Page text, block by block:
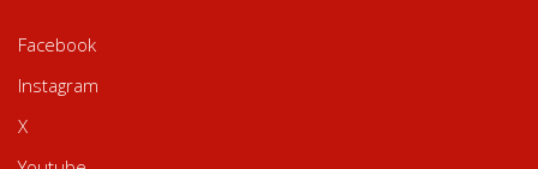
Facebook
Instagram
X